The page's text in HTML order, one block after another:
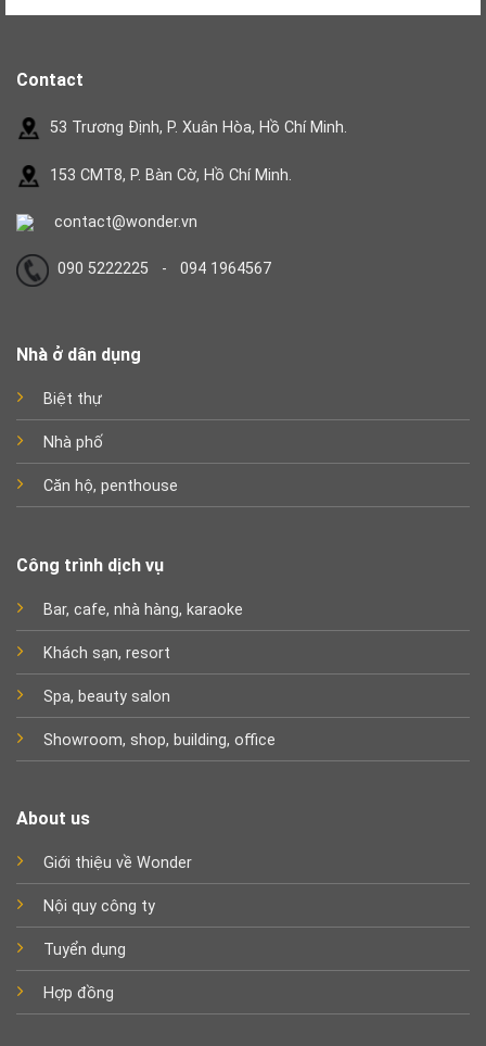
Contact
53 Trương Định, P. Xuân Hòa, Hồ Chí Minh.
153 CMT8, P. Bàn Cờ, Hồ Chí Minh.
contact@wonder.vn
090 5222225 - 094 1964567
Nhà ở dân dụng
Biệt thự
Nhà phố
Căn hộ, penthouse
Công trình dịch vụ
Bar, cafe, nhà hàng, karaoke
Khách sạn, resort
Spa, beauty salon
Showroom, shop, building, office
About us
Giới thiệu về Wonder
Nội quy công ty
Tuyển dụng
Hợp đồng